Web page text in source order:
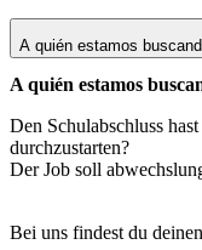
A quién estamos
A quién estamos
Den Schulabschluss
durchzustarten?
Der Job soll
Bei uns findest du